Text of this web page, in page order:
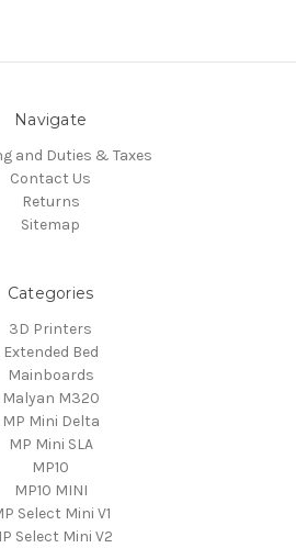
Navigate
and Duties & Taxes
Contact Us
Returns
Sitemap
Categories
3D Printers
Extended Bed
Mainboards
Malyan M320
MP Mini Delta
MP Mini SLA
MP10
MP10 MINI
Select Mini V1
Select Mini V2